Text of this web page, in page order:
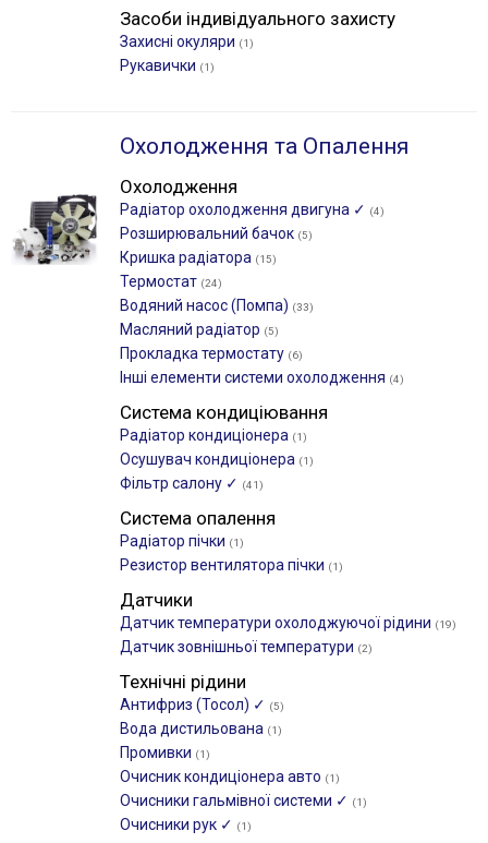
Засоби індивідуального захисту
Захисні окуляри (1)
Рукавички (1)
Охолодження та Опалення
Охолодження
Радіатор охолодження двигуна ✓ (4)
Розширювальний бачок (5)
Кришка радіатора (15)
Термостат (24)
Водяний насос (Помпа) (33)
Масляний радіатор (5)
Прокладка термостату (6)
Інші елементи системи охолодження (4)
Система кондиціювання
Радіатор кондиціонера (1)
Осушувач кондиціонера (1)
Фільтр салону ✓ (41)
Система опалення
Радіатор пічки (1)
Резистор вентилятора пічки (1)
Датчики
Датчик температури охолоджуючої рідини (19)
Датчик зовнішньої температури (2)
Технічні рідини
Антифриз (Тосол) ✓ (5)
Вода дистильована (1)
Промивки (1)
Очисник кондиціонера авто (1)
Очисники гальмівної системи ✓ (1)
Очисники рук ✓ (1)